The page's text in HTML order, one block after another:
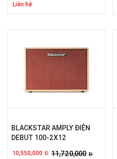
Liên hệ
BLACKSTAR AMPLY ĐIỆN
DEBUT 100-2X12
10,550,000 Đ 11,720,000 Đ